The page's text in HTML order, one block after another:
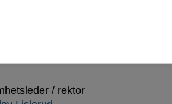
/ rektor